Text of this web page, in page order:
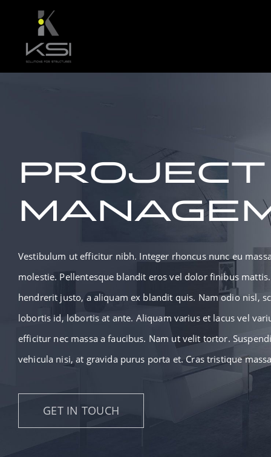
content
PROJECT
Vestibulum ut efficitur nibh. Integer rhoncus nunc eu
molestie. Pellentesque blandit eros vel dolor finibus
hendrerit justo, a aliquam ex blandit quis. Nam odio nisl,
lobortis id, lobortis at ante. Aliquam varius et lacus vel
efficitur nec massa a faucibus. Nam ut velit tortor.
vehicula nisi, at gravida purus porta et. Cras tristique
GET IN TOUCH